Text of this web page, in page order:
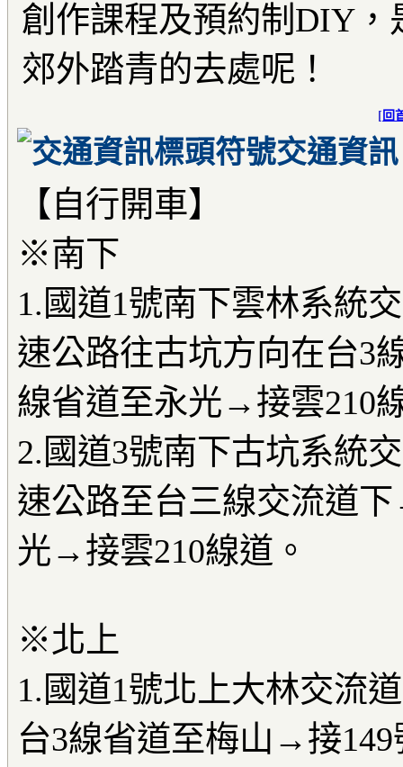
創作課程及預約制DIY，
郊外踏青的去處呢！
[ 回
交通資訊
【自行開車】
※南下
1.國道1號南下雲林系統
速公路往古坑方向在台3
線省道至永光→接雲210
2.國道3號南下古坑系統
速公路至台三線交流道
光→接雲210線道。
※北上
1.國道1號北上大林交流
台3線省道至梅山→接149